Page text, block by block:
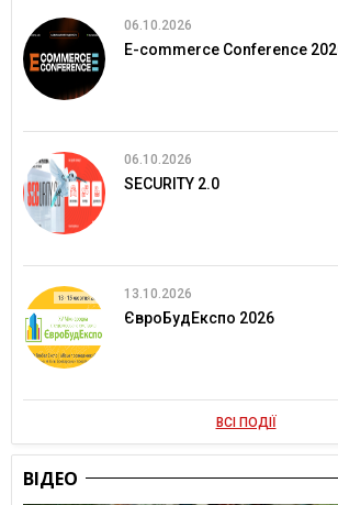
06.10.2026
E-commerce Conference
06.10.2026
SECURITY 2.0
13.10.2026
ЄвроБудЕкспо 2026
ВСІ ПОДІЇ
ВІДЕО